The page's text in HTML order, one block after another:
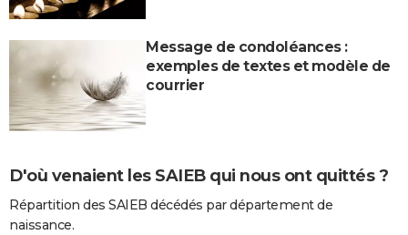
Message de condoléances :
exemples de textes et modèle de
courrier
D'où venaient les SAIEB qui nous ont quittés ?
Répartition des SAIEB décédés par département de
naissance.